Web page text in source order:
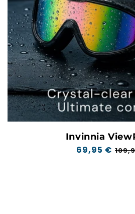
Invinnia
Prezzo
69,95 €